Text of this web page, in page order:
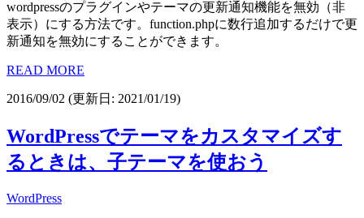
wordpressのプラグインやテーマの更新通知機能を無効（非
表示）にする方法です。function.phpに数行追加するだけで更
新通知を無効にすることができます。
READ MORE
2016/09/02 (更新日: 2021/01/19)
WordPressでテーマをカスタマイズす
るときは、子テーマを使おう
WordPress